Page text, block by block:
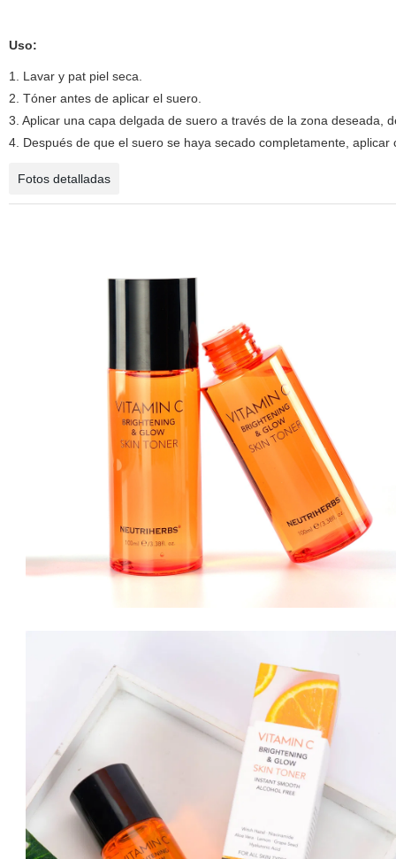
Uso:
1. Lavar y pat piel seca.
2. Tóner antes de aplicar el suero.
3. Aplicar una capa delgada de suero a través de la zona deseada,
4. Después de que el suero se haya secado completamente, aplicar
Fotos detalladas